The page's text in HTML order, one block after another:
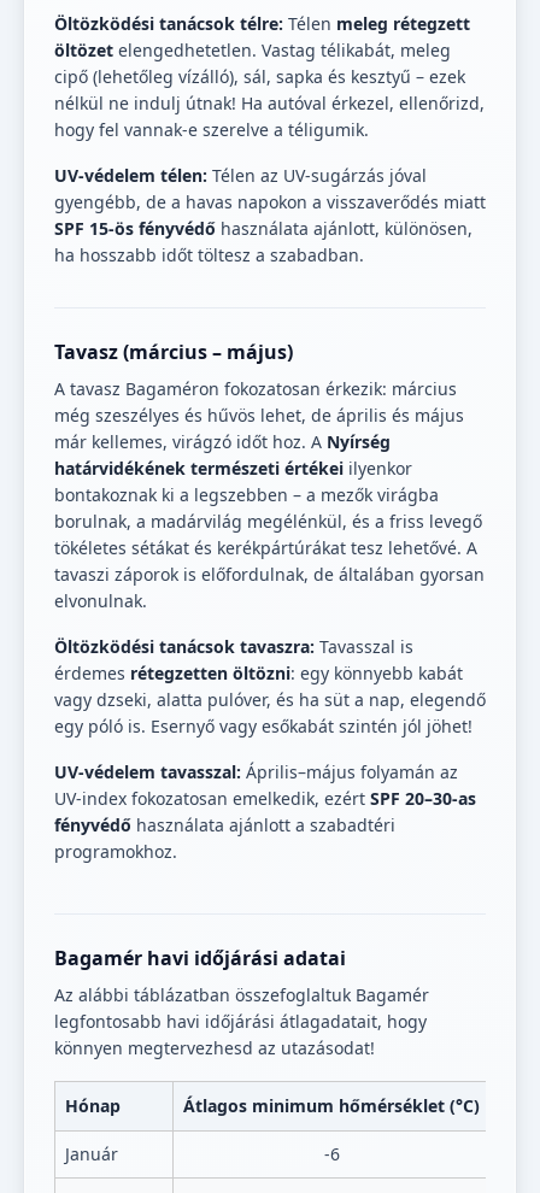
Öltözködési tanácsok télre: Télen meleg rétegzett
öltözet elengedhetetlen. Vastag télikabát, meleg
cipő (lehetőleg vízálló), sál, sapka és kesztyű – ezek
nélkül ne indulj útnak! Ha autóval érkezel, ellenőrizd,
hogy fel vannak-e szerelve a téligumik.
UV-védelem télen: Télen az UV-sugárzás jóval
gyengébb, de a havas napokon a visszaverődés miatt
SPF 15-ös fényvédő használata ajánlott, különösen,
ha hosszabb időt töltesz a szabadban.
Tavasz (március – május)
A tavasz Bagaméron fokozatosan érkezik: március
még szeszélyes és hűvös lehet, de április és május
már kellemes, virágzó időt hoz. A Nyírség
határvidékének természeti értékei ilyenkor
bontakoznak ki a legszebben – a mezők virágba
borulnak, a madárvilág megélénkül, és a friss levegő
tökéletes sétákat és kerékpártúrákat tesz lehetővé. A
tavaszi záporok is előfordulnak, de általában gyorsan
elvonulnak.
Öltözködési tanácsok tavaszra: Tavasszal is
érdemes rétegzetten öltözni: egy könnyebb kabát
vagy dzseki, alatta pulóver, és ha süt a nap, elegendő
egy póló is. Esernyő vagy esőkabát szintén jól jöhet!
UV-védelem tavasszal: Április–május folyamán az
UV-index fokozatosan emelkedik, ezért SPF 20–30-as
fényvédő használata ajánlott a szabadtéri
programokhoz.
Bagamér havi időjárási adatai
Az alábbi táblázatban összefoglaltuk Bagamér
legfontosabb havi időjárási átlagadatait, hogy
könnyen megtervezhesd az utazásodat!
Hónap Átlagos minimum hőmérséklet (°C)
Január -6